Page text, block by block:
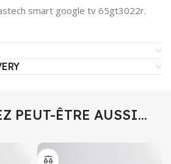
smart google tv 65gt3022r.
PEUT-ÊTRE AUSSI…